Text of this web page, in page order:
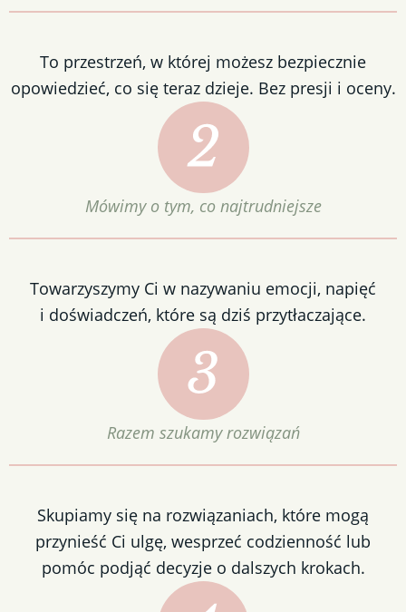
To przestrzeń, w której możesz bezpiecznie
opowiedzieć, co się teraz dzieje. Bez presji i oceny.
Mówimy o tym, co najtrudniejsze
Towarzyszymy Ci w nazywaniu emocji, napięć
i doświadczeń, które są dziś przytłaczające.
Razem szukamy rozwiązań
Skupiamy się na rozwiązaniach, które mogą
przynieść Ci ulgę, wesprzeć codzienność lub
pomóc podjąć decyzje o dalszych krokach.